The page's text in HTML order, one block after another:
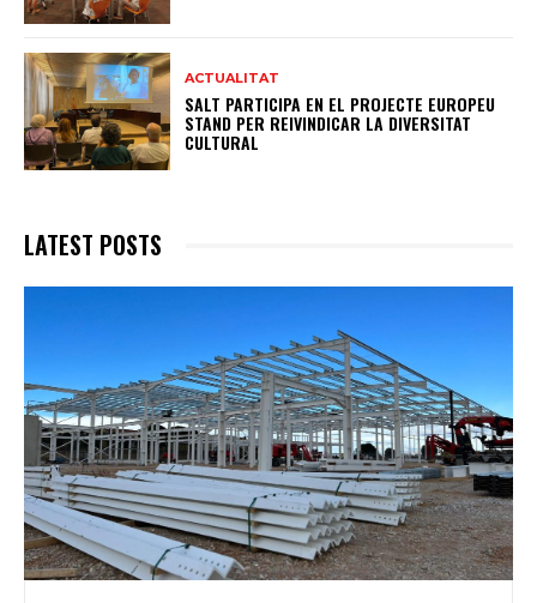
ACTUALITAT
SALT PARTICIPA EN EL PROJECTE EUROPEU
STAND PER REIVINDICAR LA DIVERSITAT
CULTURAL
LATEST POSTS